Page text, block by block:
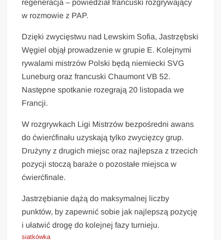
regeneracja – powiedział francuski rozgrywający
w rozmowie z PAP.
Dzięki zwycięstwu nad Lewskim Sofia, Jastrzębski
Węgiel objął prowadzenie w grupie E. Kolejnymi
rywalami mistrzów Polski będą niemiecki SVG
Luneburg oraz francuski Chaumont VB 52.
Następne spotkanie rozegrają 20 listopada we
Francji.
W rozgrywkach Ligi Mistrzów bezpośredni awans
do ćwierćfinału uzyskają tylko zwycięzcy grup.
Drużyny z drugich miejsc oraz najlepsza z trzecich
pozycji stoczą baraże o pozostałe miejsca w
ćwierćfinale.
Jastrzębianie dążą do maksymalnej liczby
punktów, by zapewnić sobie jak najlepszą pozycję
i ułatwić drogę do kolejnej fazy turnieju.
siatkówka